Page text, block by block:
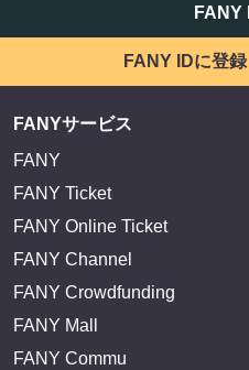
FANY
FANY IDに登
FANYサービス
FANY
FANY Ticket
FANY Online Ticket
FANY Channel
FANY Crowdfunding
FANY Mall
FANY Commu